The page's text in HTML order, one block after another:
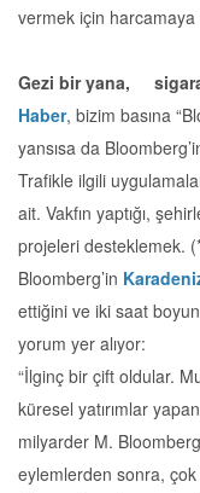
vermek için harcamaya
Gezi bir yana,
Haber, bizim basına
yansısa da
Trafikle ilgili
ait. Vakfın yaptığı,
projeleri desteklemek.
Bloomberg’in
ettiğini ve iki saat
yorum yer alıyor:
“İlginç bir çift oldular.
küresel yatırımlar
milyarder M.
eylemlerden sonra,